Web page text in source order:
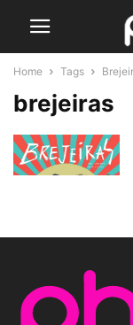
Home Tags
brejeiras